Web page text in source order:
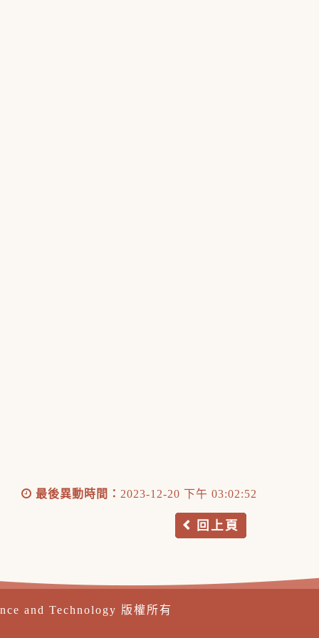
最後異動時間： 2023-12-20 下午 03:02:52
回上頁
and Technology 版權所有